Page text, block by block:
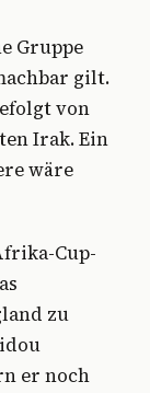
Gruppe
gilt.
von
Irak. Ein
wäre
Cup-
zu
er noch